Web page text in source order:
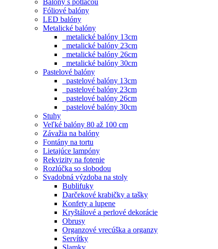
Balóny s potlačou
Fóliové balóny
LED balóny
Metalické balóny
metalické balóny 13cm
metalické balóny 23cm
metalické balóny 26cm
metalické balóny 30cm
Pastelové balóny
pastelové balóny 13cm
pastelové balóny 23cm
pastelové balóny 26cm
pastelové balóny 30cm
Stuhy
Veľké balóny 80 až 100 cm
Závažia na balóny
Fontány na tortu
Lietajúce lampóny
Rekvizity na fotenie
Rozlúčka so slobodou
Svadobná výzdoba na stoly
Bublifuky
Darčekové krabičky a tašky
Konfety a lupene
Kryštálové a perlové dekorácie
Obrusy
Organzové vrecúška a organzy
Servítky
Slamky